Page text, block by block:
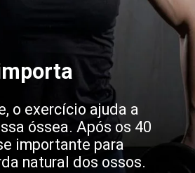
o exercício ajuda a
óssea. Após os 40
importante para
natural dos ossos.